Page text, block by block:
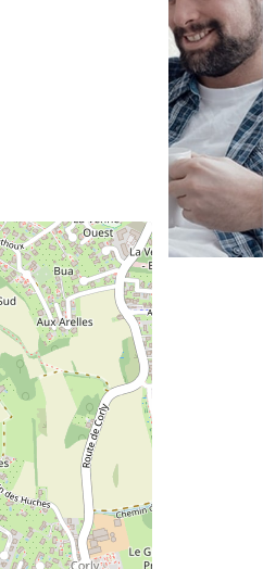
êtes un
?
votre chiffre d'affaires
tout en gagnant de
clients!